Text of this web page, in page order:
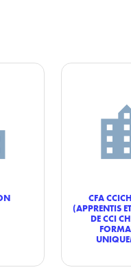
CFA
(APPRENTIS
DE CCI